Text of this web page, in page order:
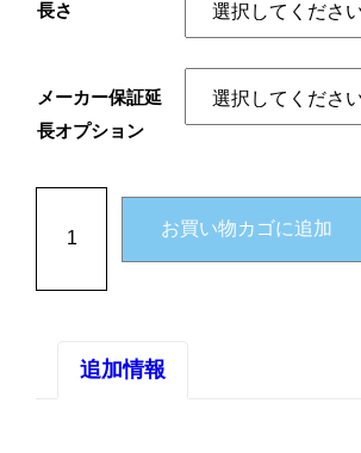
長さ
メーカー保証延
長オプション
ァ
お買い物カゴに追加
追加情報